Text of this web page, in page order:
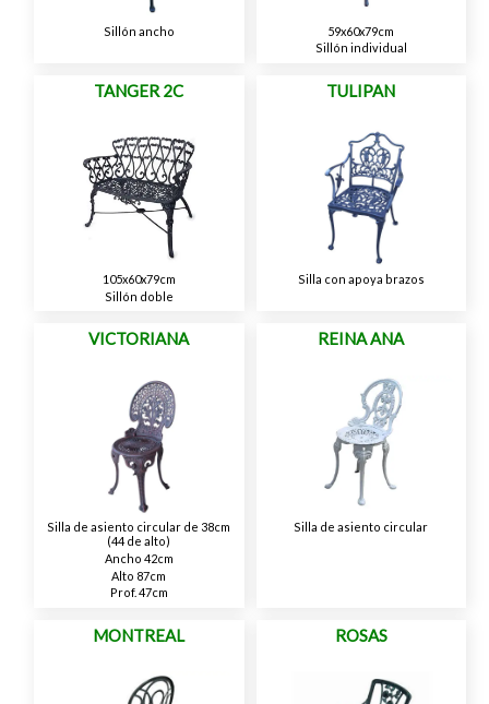
Sillón ancho
59x60x79cm
Sillón individual
TANGER 2C
105x60x79cm
Sillón doble
TULIPAN
Silla con apoya brazos
VICTORIANA
Silla de asiento circular de 38cm
(44 de alto)
Ancho 42cm
Alto 87cm
Prof. 47cm
REINA ANA
Silla de asiento circular
MONTREAL ROSAS